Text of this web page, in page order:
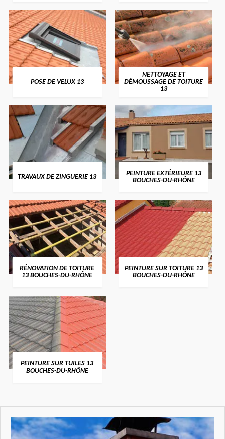
POSE DE VELUX 13
NETTOYAGE ET
DÉMOUSSAGE DE TOITURE
13
TRAVAUX DE ZINGUERIE 13
PEINTURE EXTÉRIEURE 13
BOUCHES-DU-RHÔNE
RÉNOVATION DE TOITURE
13 BOUCHES-DU-RHÔNE
PEINTURE SUR TOITURE 13
BOUCHES-DU-RHÔNE
PEINTURE SUR TUILES 13
BOUCHES-DU-RHÔNE